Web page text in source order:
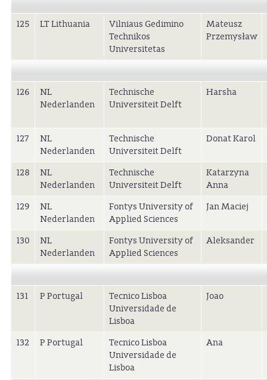
125 LT Lithuania
Vilniaus Gedimino
Technikos
Universitetas
Mateusz
Przemysław
126
NL
Nederlanden
Technische
Universiteit Delft
Harsha
127
NL
Nederlanden
Technische
Universiteit Delft
Donat Karol
128
NL
Nederlanden
Technische
Universiteit Delft
Katarzyna
Anna
129
NL
Nederlanden
Fontys University of
Applied Sciences
Jan Maciej
130
NL
Nederlanden
Fontys University of
Applied Sciences
Aleksander
131 P Portugal
Tecnico Lisboa
Universidade de
Lisboa
Joao
132 P Portugal
Tecnico Lisboa
Universidade de
Lisboa
Ana